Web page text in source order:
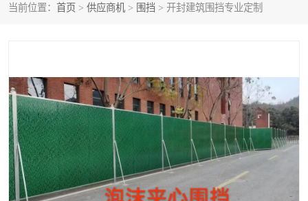
当前位置： 首页 > 供应商机 > 围挡 > 开封建筑围挡专业定制
建筑围挡 楼层板
岩棉板 钢结构配件
围挡 彩钢板
生产加工单板复合围挡 市
政围挡